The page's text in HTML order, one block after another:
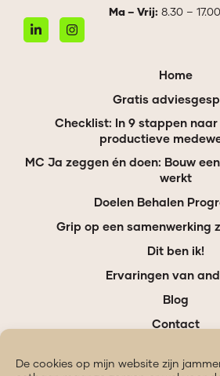
De cookies op mijn website zijn
Ma – Vrij: 8.30 –
Home
Gratis
Checklist: In 9 stappen
productieve
MC Ja zeggen én doen: Bouw
werkt
Doelen Behalen
Grip op een samenwerking
Dit ben ik!
Ervaringen van
Blog
Contact